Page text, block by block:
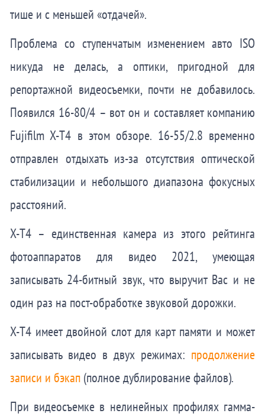
тише и с меньшей «отдачей».
Проблема со ступенчатым изменением авто ISO
никуда не делась, а оптики, пригодной для
репортажной видеосъемки, почти не добавилось.
Появился 16-80/4 – вот он и составляет компанию
Fujifilm X-T4 в этом обзоре. 16-55/2.8 временно
отправлен отдыхать из-за отсутствия оптической
стабилизации и небольшого диапазона фокусных
расстояний.
X-T4 – единственная камера из этого рейтинга
фотоаппаратов для видео 2021, умеющая
записывать 24-битный звук, что выручит Вас и не
один раз на пост-обработке звуковой дорожки.
X-T4 имеет двойной слот для карт памяти и может
записывать видео в двух режимах: продолжение
записи и бэкап (полное дублирование файлов).
При видеосъемке в нелинейных профилях гамма-